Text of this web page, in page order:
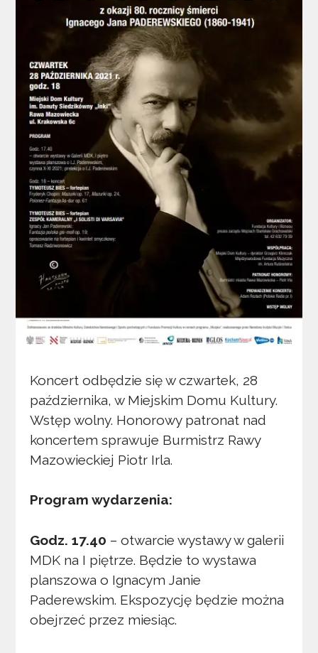
Koncert odbędzie się w czwartek, 28
października, w Miejskim Domu Kultury.
Wstęp wolny. Honorowy patronat nad
koncertem sprawuje Burmistrz Rawy
Mazowieckiej Piotr Irla.
Program wydarzenia:
Godz. 17.40 – otwarcie wystawy w galerii
MDK na I piętrze. Będzie to wystawa
planszowa o Ignacym Janie
Paderewskim. Ekspozycję będzie można
obejrzeć przez miesiąc.